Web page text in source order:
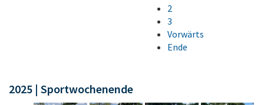
2
3
Vorwärts
Ende
2025 | Sportwochenende